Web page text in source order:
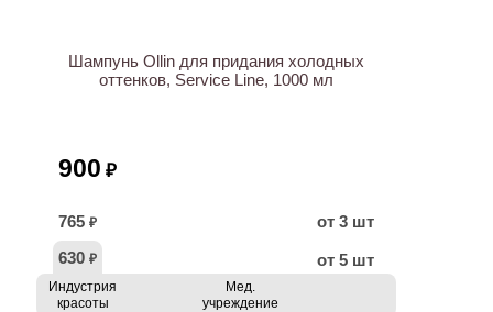
Шампунь Ollin для придания холодных
оттенков, Service Line, 1000 мл
900 ₽
765 ₽
от 3 шт
630 ₽ от 5 шт
Индустрия
красоты
Мед.
учреждение